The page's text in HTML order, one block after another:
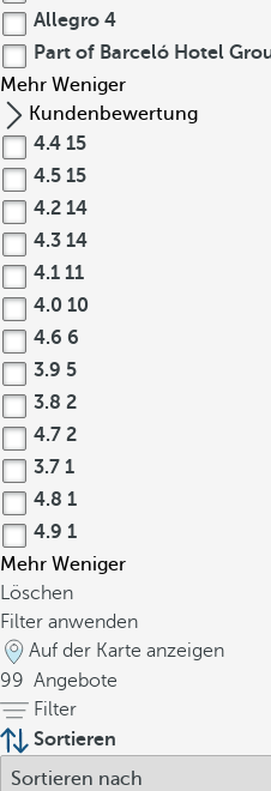
Allegro 4
Part of Barceló Hotel
Mehr Weniger
Kundenbewertung
4.4 15
4.5 15
4.2 14
4.3 14
4.1 11
4.0 10
4.6 6
3.9 5
3.8 2
4.7 2
3.7 1
4.8 1
4.9 1
Mehr Weniger
Löschen
Filter anwenden
Auf der Karte anzeigen
99 Angebote
Filter
Sortieren